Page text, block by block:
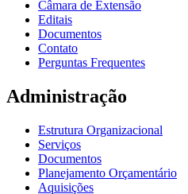
Câmara de Extensão
Editais
Documentos
Contato
Perguntas Frequentes
Administração
Estrutura Organizacional
Serviços
Documentos
Planejamento Orçamentário
Aquisições